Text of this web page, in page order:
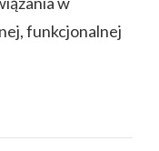
funkcjonalnej